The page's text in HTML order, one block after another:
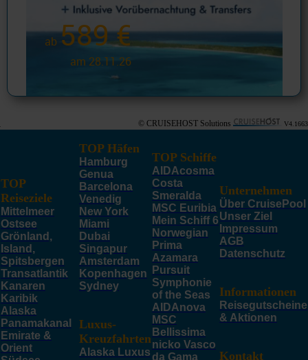
ab 589 €
am 28.11.26
© CRUISEHOST Solutions V4.1663
TOP
Reiseziele
Mittelmeer
Ostsee
Grönland,
Island,
Spitsbergen
Transatlantik
Kanaren
Karibik
Alaska
Panamakanal
Emirate &
Orient
TOP Häfen
Hamburg
Genua
Barcelona
Venedig
New York
Miami
Dubai
Singapur
Amsterdam
Kopenhagen
Sydney
Luxus-
Kreuzfahrten
Alaska Luxus
TOP Schiffe
AIDAcosma
Costa
Smeralda
MSC Euribia
Mein Schiff 6
Norwegian
Prima
Azamara
Pursuit
Symphonie
of the Seas
AIDAnova
MSC
Bellissima
nicko Vasco
da Gama
Unternehmen
Über CruisePool
Unser Ziel
Impressum
AGB
Datenschutz
Informationen
Reisegutscheine
& Aktionen
Kontakt